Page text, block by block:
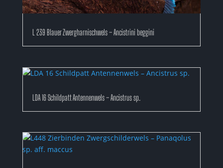
L 239 Blauer Zwergharnischwels – Ancistrini beggini
LDA 16 Schildpatt Antennenwels – Ancistrus sp.